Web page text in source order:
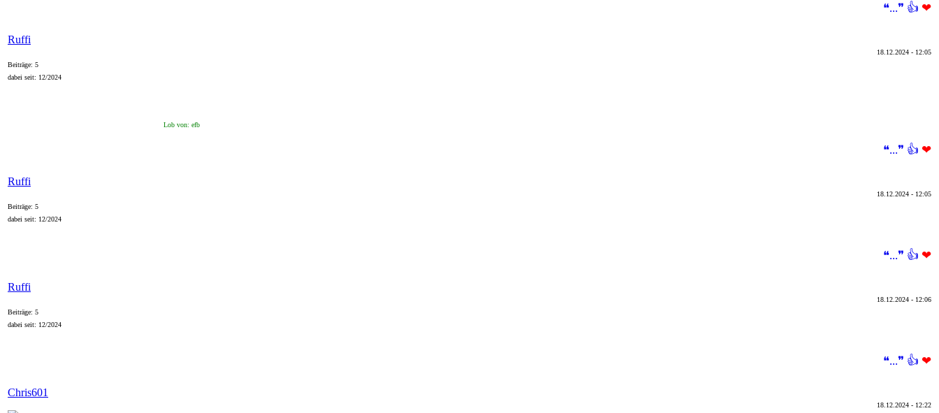
❝...❞ 👍 ❤
Ruffi
Beiträge: 5
dabei seit: 12/2024
18.12.2024 - 12:05
Lob von: efb
❝...❞ 👍 ❤
Ruffi
Beiträge: 5
dabei seit: 12/2024
18.12.2024 - 12:05
❝...❞ 👍 ❤
Ruffi
Beiträge: 5
dabei seit: 12/2024
18.12.2024 - 12:06
❝...❞ 👍 ❤
Chris601
18.12.2024 - 12:22